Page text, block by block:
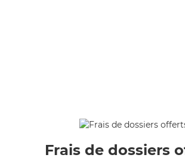
Frais de dossiers